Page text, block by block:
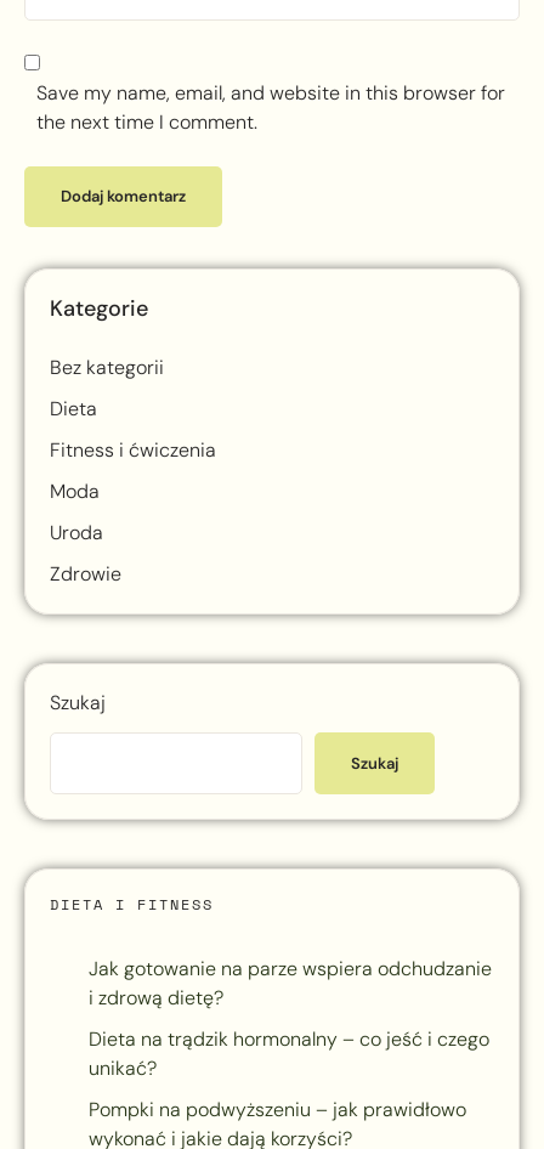
Save my name, email, and website in this browser for
the next time I comment.
Kategorie
Bez kategorii
Dieta
Fitness i ćwiczenia
Moda
Uroda
Zdrowie
Szukaj
Szukaj
DIETA I FITNESS
Jak gotowanie na parze wspiera odchudzanie
i zdrową dietę?
Dieta na trądzik hormonalny – co jeść i czego
unikać?
Pompki na podwyższeniu – jak prawidłowo
wykonać i jakie dają korzyści?